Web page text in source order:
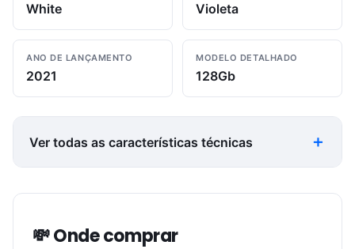
White Violeta
ANO DE LANÇAMENTO
2021
MODELO DETALHADO
128Gb
Ver todas as características técnicas
💸 Onde comprar